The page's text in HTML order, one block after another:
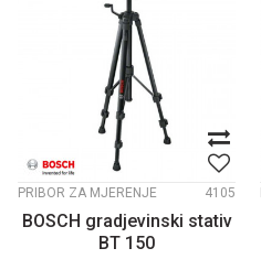
PRIBOR ZA MJERENJE 4105
BOSCH gradjevinski stativ
BT 150